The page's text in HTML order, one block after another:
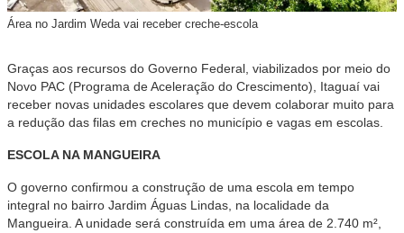
Área no Jardim Weda vai receber creche-escola
Graças aos recursos do Governo Federal, viabilizados por meio do
Novo PAC (Programa de Aceleração do Crescimento), Itaguaí vai
receber novas unidades escolares que devem colaborar muito para
a redução das filas em creches no município e vagas em escolas.
ESCOLA NA MANGUEIRA
O governo confirmou a construção de uma escola em tempo
integral no bairro Jardim Águas Lindas, na localidade da
Mangueira. A unidade será construída em uma área de 2.740 m²,